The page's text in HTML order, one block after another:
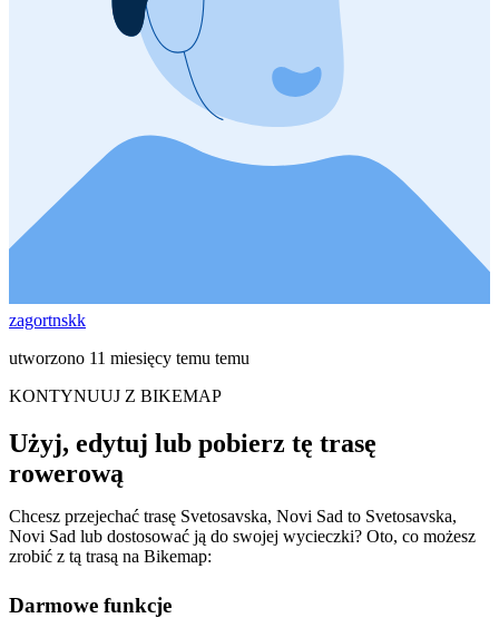
zagortnskk
utworzono 11 miesięcy temu temu
KONTYNUUJ Z BIKEMAP
Użyj, edytuj lub pobierz tę trasę
rowerową
Chcesz przejechać trasę Svetosavska, Novi Sad to Svetosavska,
Novi Sad lub dostosować ją do swojej wycieczki? Oto, co możesz
zrobić z tą trasą na Bikemap:
Darmowe funkcje